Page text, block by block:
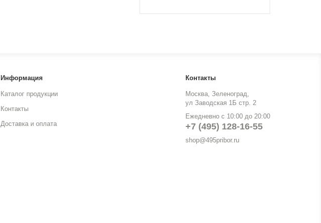
Информация
Каталог продукции
Контакты
Доставка и оплата
Контакты
Москва, Зеленоград,
ул Заводская 1Б стр. 2
Ежедневно с 10:00 до 20:00
+7 (495) 128-16-55
shop@495pribor.ru